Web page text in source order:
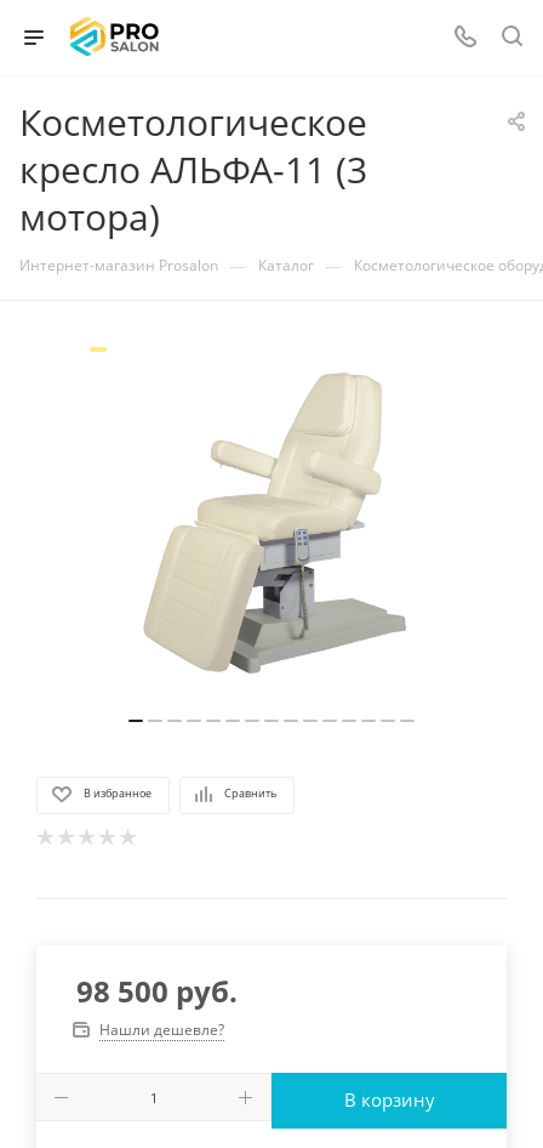
Косметологическое
кресло АЛЬФА-11 (3
мотора)
Интернет-магазин Prosalon — Каталог — Косметологическое
В избранное Сравнить
98 500 руб.
Нашли дешевле?
В корзину